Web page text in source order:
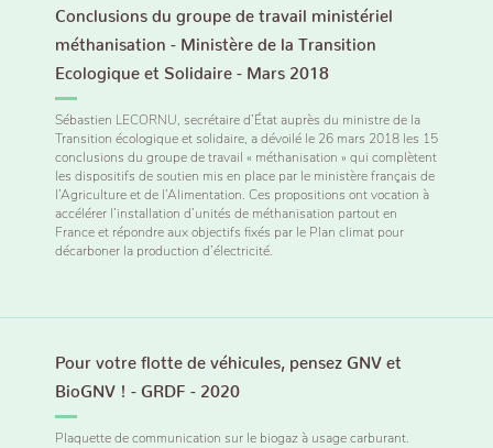
Conclusions du groupe de travail ministériel
méthanisation - Ministère de la Transition
Ecologique et Solidaire - Mars 2018
Sébastien LECORNU, secrétaire d’État auprès du ministre de la
Transition écologique et solidaire, a dévoilé le 26 mars 2018 les 15
conclusions du groupe de travail « méthanisation » qui complètent
les dispositifs de soutien mis en place par le ministère français de
l’Agriculture et de l’Alimentation. Ces propositions ont vocation à
accélérer l’installation d’unités de méthanisation partout en
France et répondre aux objectifs fixés par le Plan climat pour
décarboner la production d’électricité.
Pour votre flotte de véhicules, pensez GNV et
BioGNV ! - GRDF - 2020
Plaquette de communication sur le biogaz à usage carburant.